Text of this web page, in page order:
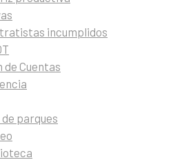
incumplidos
de Cuentas
de parques